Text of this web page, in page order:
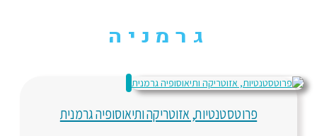
גרמניה
פרוטסטנטיות, אזוטריקה ותיאוסופיה גרמנית